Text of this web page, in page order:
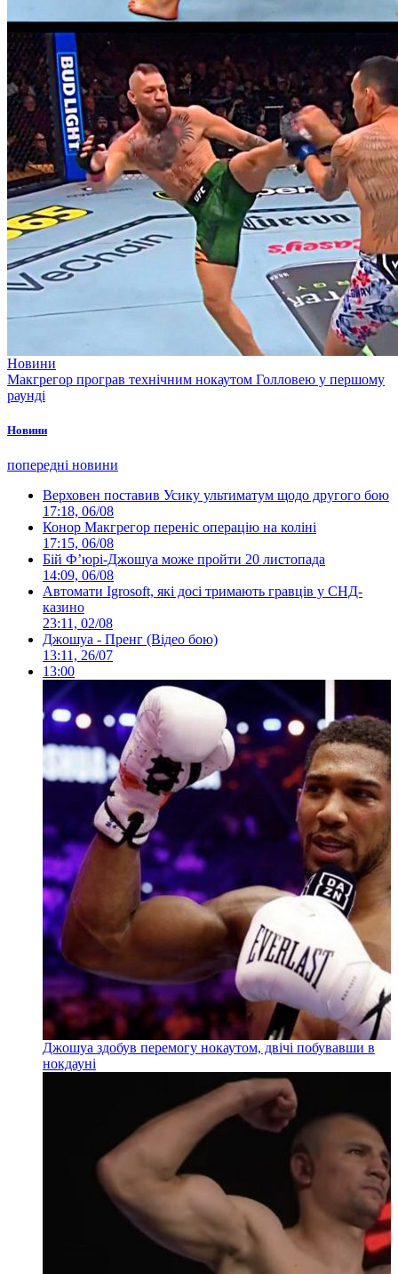
Новини
Макгрегор програв технічним нокаутом Голловею у першому
раунді
Новини
попередні новини
Верховен поставив Усику ультиматум щодо другого бою
17:18, 06/08
Конор Макгрегор переніс операцію на коліні
17:15, 06/08
Бій Ф’юрі-Джошуа може пройти 20 листопада
14:09, 06/08
Автомати Igrosoft, які досі тримають гравців у СНД-
казино
23:11, 02/08
Джошуа - Пренг (Відео бою)
13:11, 26/07
13:00
Джошуа здобув перемогу нокаутом, двічі побувавши в
нокдауні